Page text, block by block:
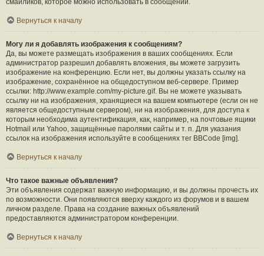
смайликов, которое можно использовать в сообщении.
Вернуться к началу
Могу ли я добавлять изображения к сообщениям?
Да, вы можете размещать изображения в ваших сообщениях. Если
администратор разрешил добавлять вложения, вы можете загрузить
изображение на конференцию. Если нет, вы должны указать ссылку на
изображение, сохранённое на общедоступном веб-сервере. Пример
ссылки: http://www.example.com/my-picture.gif. Вы не можете указывать
ссылку ни на изображения, хранящиеся на вашем компьютере (если он не
является общедоступным сервером), ни на изображения, для доступа к
которым необходима аутентификация, как, например, на почтовые ящики
Hotmail или Yahoo, защищённые паролями сайты и т. п. Для указания
ссылок на изображения используйте в сообщениях тег BBCode [img].
Вернуться к началу
Что такое важные объявления?
Эти объявления содержат важную информацию, и вы должны прочесть их
по возможности. Они появляются вверху каждого из форумов и в вашем
личном разделе. Права на создание важных объявлений
предоставляются администратором конференции.
Вернуться к началу